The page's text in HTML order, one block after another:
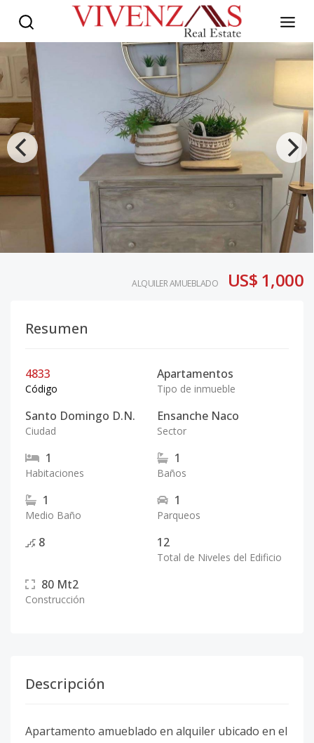
ALQUILER AMUEBLADO US$ 1,000
Resumen
4833
Código
Apartamentos
Tipo de inmueble
Santo Domingo D.N.
Ciudad
Ensanche Naco
Sector
1
Habitaciones
1
Baños
1
Medio Baño
1
Parqueos
8 12
Total de Niveles del Edificio
80 Mt2
Construcción
Descripción
Apartamento amueblado en alquiler ubicado en el